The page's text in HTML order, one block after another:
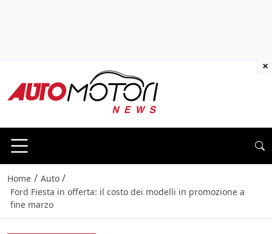
Home / Auto /
Ford Fiesta in offerta: il costo dei modelli in promozione a
fine marzo
×